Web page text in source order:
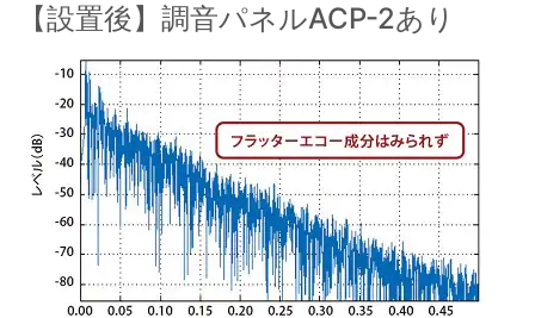
【設置後】調音パネルACP-2あり